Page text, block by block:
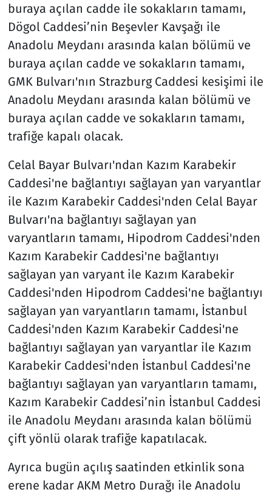
buraya açılan cadde ile sokakların tamamı,
Dögol Caddesi’nin Beşevler Kavşağı ile
Anadolu Meydanı arasında kalan bölümü ve
buraya açılan cadde ve sokakların tamamı,
GMK Bulvarı'nın Strazburg Caddesi kesişimi ile
Anadolu Meydanı arasında kalan bölümü ve
buraya açılan cadde ve sokakların tamamı,
trafiğe kapalı olacak.
Celal Bayar Bulvarı'ndan Kazım Karabekir
Caddesi'ne bağlantıyı sağlayan yan varyantlar
ile Kazım Karabekir Caddesi'nden Celal Bayar
Bulvarı'na bağlantıyı sağlayan yan
varyantların tamamı, Hipodrom Caddesi'nden
Kazım Karabekir Caddesi'ne bağlantıyı
sağlayan yan varyant ile Kazım Karabekir
Caddesi'nden Hipodrom Caddesi'ne bağlantıyı
sağlayan yan varyantların tamamı, İstanbul
Caddesi'nden Kazım Karabekir Caddesi'ne
bağlantıyı sağlayan yan varyantlar ile Kazım
Karabekir Caddesi'nden İstanbul Caddesi'ne
bağlantıyı sağlayan yan varyantların tamamı,
Kazım Karabekir Caddesi’nin İstanbul Caddesi
ile Anadolu Meydanı arasında kalan bölümü
çift yönlü olarak trafiğe kapatılacak.
Ayrıca bugün açılış saatinden etkinlik sona
erene kadar AKM Metro Durağı ile Anadolu